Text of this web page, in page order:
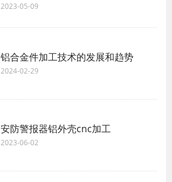
2023-05-09
铝合金件加工技术的发展和趋势
2024-02-29
安防警报器铝外壳cnc加工
2023-06-02